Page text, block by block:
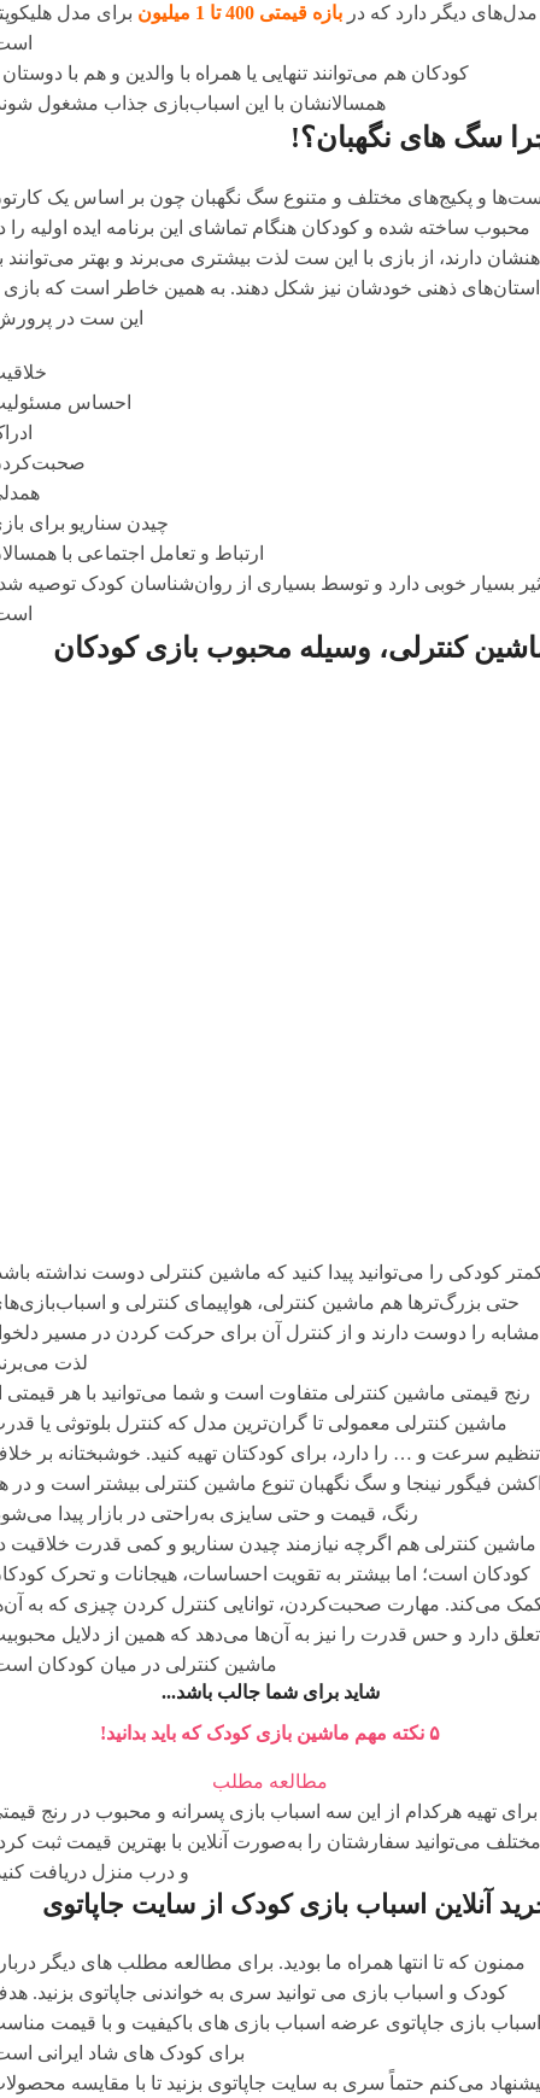
دیگر دارد که در بازه قیمتی 400 تا 1 میلیون
برای مدل
کودکان هم می‌توانند تنهایی یا همراه با والدین و هم با
همسالانشان با این اسباب‌بازی جذاب مشغول
سگ های نگهبان؟!
و پکیج‌های مختلف و متنوع سگ نگهبان چون بر اساس یک
محبوب ساخته شده و کودکان هنگام تماشای این برنامه ایده اولیه را
دارند، از بازی با این ست لذت بیشتری می‌برند و بهتر می‌توانند
ذهنی خودشان نیز شکل دهند. به همین خاطر است که بازی
این ست در
احساس
چیدن سناریو برای
ارتباط و تعامل اجتماعی با
بسیار خوبی دارد و توسط بسیاری از روان‌شناسان کودک توصیه
کنترلی، وسیله محبوب بازی کودکان
کودکی را می‌توانید پیدا کنید که ماشین کنترلی دوست نداشته
حتی بزرگ‌ترها هم ماشین کنترلی، هواپیمای کنترلی و
مشابه را دوست دارند و از کنترل آن برای حرکت کردن در مسیر
لذت
رنج قیمتی ماشین کنترلی متفاوت است و شما می‌توانید با هر قیمتی
ماشین کنترلی معمولی تا گران‌ترین مدل که کنترل بلوتوثی یا
تنظیم سرعت و … را دارد، برای کودکتان تهیه کنید. خوشبختانه بر
فیگور نینجا و سگ نگهبان تنوع ماشین کنترلی بیشتر است و در
رنگ، قیمت و حتی سایزی به‌راحتی در بازار پیدا
ماشین کنترلی هم اگرچه نیازمند چیدن سناریو و کمی قدرت خلاقیت
کودکان است؛ اما بیشتر به تقویت احساسات، هیجانات و تحرک
می‌کند. مهارت صحبت‌کردن، توانایی کنترل کردن چیزی که به
تعلق دارد و حس قدرت را نیز به آن‌ها می‌دهد که همین از دلایل
ماشین کنترلی در میان کودکان
شاید برای شما جالب باشد...
۵ نکته مهم ماشین بازی کودک که باید بدانید!
مطالعه مطلب
برای تهیه هرکدام از این سه اسباب بازی پسرانه و محبوب در رنج
مختلف می‌توانید سفارشتان را به‌صورت آنلاین با بهترین قیمت ثبت
و درب منزل دریافت
آنلاین اسباب بازی کودک از سایت جاپاتوی
ممنون که تا انتها همراه ما بودید. برای مطالعه مطلب های دیگر
کودک و اسباب بازی می توانید سری به خواندنی جاپاتوی بزنید.
اسباب بازی جاپاتوی عرضه اسباب بازی های باکیفیت و با قیمت
برای کودک های شاد ایرانی
می‌کنم حتماً سری به سایت جاپاتوی بزنید تا با مقایسه